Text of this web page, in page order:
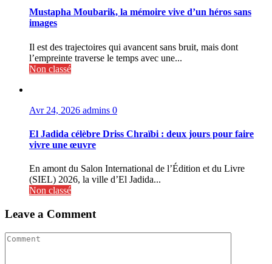
Mustapha Moubarik, la mémoire vive d’un héros sans
images
Il est des trajectoires qui avancent sans bruit, mais dont
l’empreinte traverse le temps avec une...
Non classé
Avr 24, 2026 admins 0
El Jadida célèbre Driss Chraïbi : deux jours pour faire
vivre une œuvre
En amont du Salon International de l’Édition et du Livre
(SIEL) 2026, la ville d’El Jadida...
Non classé
Leave a Comment